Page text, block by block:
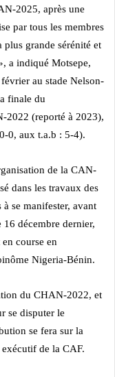
2025, après une
par tous les membres
plus grande sérénité et
a indiqué Motsepe,
au stade Nelson-
finale du
2022 (reporté à 2023),
0, aux t.a.b : 5-4).
de la CAN-
dans les travaux des
se manifester, avant
décembre dernier,
course en
Nigeria-Bénin.
du CHAN-2022, et
se disputer le
se fera sur la
de la CAF.